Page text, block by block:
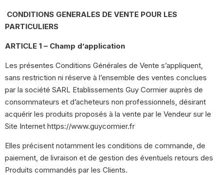
CONDITIONS GENERALES DE VENTE POUR LES
PARTICULIERS
ARTICLE 1 – Champ d’application
Les présentes Conditions Générales de Vente s’appliquent,
sans restriction ni réserve à l’ensemble des ventes conclues
par la société SARL Etablissements Guy Cormier auprès de
consommateurs et d’acheteurs non professionnels, désirant
acquérir les produits proposés à la vente par le Vendeur sur le
Site Internet https://www.guycormier.fr
Elles précisent notamment les conditions de commande, de
paiement, de livraison et de gestion des éventuels retours des
Produits commandés par les Clients.